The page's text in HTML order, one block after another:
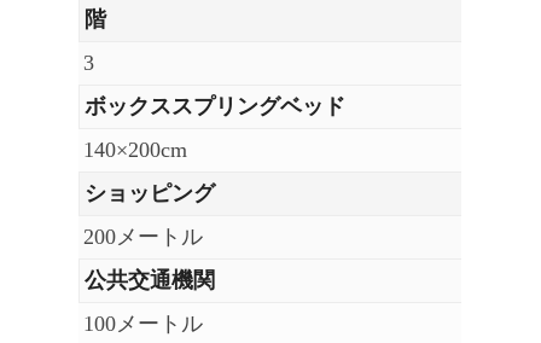
階
3
ボックススプリングベッド
140×200cm
ショッピング
200メートル
公共交通機関
100メートル